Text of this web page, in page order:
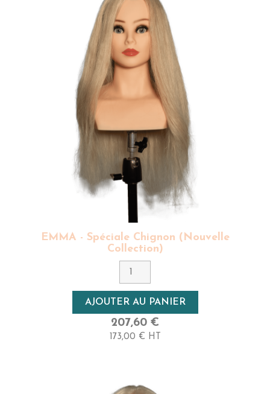
notre matériel professionnel
(têtes à coiffer cheveux
100% naturels, humains femme pour la coloration, la
coupe sur cheveux bouclés, afro, la coupe homme...).
EMMA - Spéciale Chignon (Nouvelle
Collection)
AJOUTER AU PANIER
207,60 €
173,00 € HT